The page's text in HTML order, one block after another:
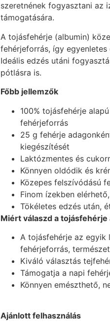
szeretnének fogyasztani az
támogatására.
A tojásfehérje (albumin)
fehérjeforrás, így
Ideális edzés utáni
pótlásra is.
Főbb jellemzők
100% tojásfehérje
fehérjeforrás
25 g fehérje
kiegészítését
Laktózmentes és
Könnyen oldódik és
Közepes felszívódású
Finom ízekben
Tökéletes edzés után,
Miért válaszd a
A tojásfehérje az egyik
fehérjeforrás,
Kiváló választás
Támogatja a napi
Könnyen emészthető,
Ajánlott felhasználás